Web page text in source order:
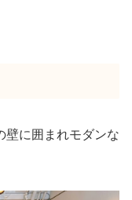
壁に囲まれモダンな